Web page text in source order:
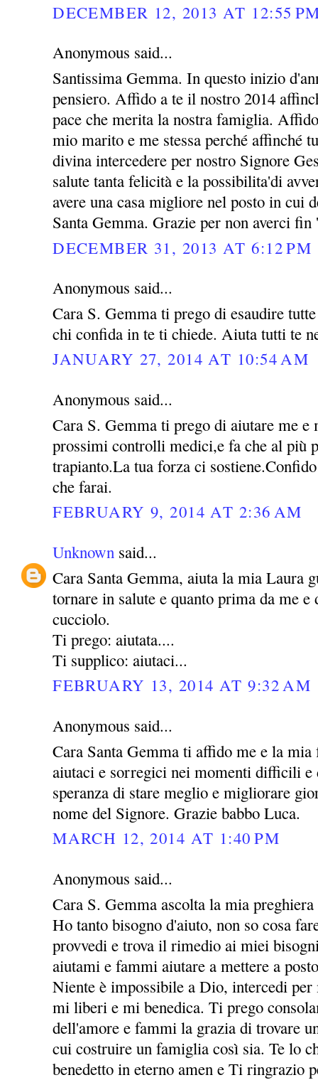
DECEMBER 12, 2013 AT 12:55
Anonymous said...
Santissima Gemma. In questo inizio
pensiero. Affido a te il nostro 2014
pace che merita la nostra famiglia.
mio marito e me stessa perché affinché
divina intercedere per nostro Signore
salute tanta felicità e la possibilita'di
avere una casa migliore nel posto in cui
Santa Gemma. Grazie per non averci fin
DECEMBER 31, 2013 AT 6:12 PM
Anonymous said...
Cara S. Gemma ti prego di esaudire
chi confida in te ti chiede. Aiuta tutti te
JANUARY 27, 2014 AT 10:54 AM
Anonymous said...
Cara S. Gemma ti prego di aiutare me e
prossimi controlli medici,e fa che al più
trapianto.La tua forza ci
che farai.
FEBRUARY 9, 2014 AT 2:36 AM
Unknown said...
Cara Santa Gemma, aiuta la mia Laura
tornare in salute e quanto prima da me
cucciolo.
Ti prego: aiutata....
Ti supplico: aiutaci...
FEBRUARY 13, 2014 AT 9:32 AM
Anonymous said...
Cara Santa Gemma ti affido me e la
aiutaci e sorregici nei momenti difficili e
speranza di stare meglio e migliorare
nome del Signore. Grazie babbo Luca.
MARCH 12, 2014 AT 1:40 PM
Anonymous said...
Cara S. Gemma ascolta la mia
Ho tanto bisogno d'aiuto, non so cosa
provvedi e trova il rimedio ai miei
aiutami e fammi aiutare a mettere a
Niente è impossibile a Dio, intercedi per
mi liberi e mi benedica. Ti prego
dell'amore e fammi la grazia di trovare
cui costruire un famiglia così sia. Te lo
benedetto in eterno amen e Ti ringrazio